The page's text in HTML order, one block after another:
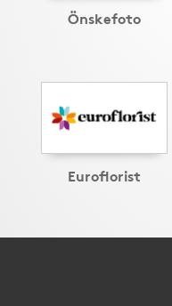
Önskefoto
Euroflorist